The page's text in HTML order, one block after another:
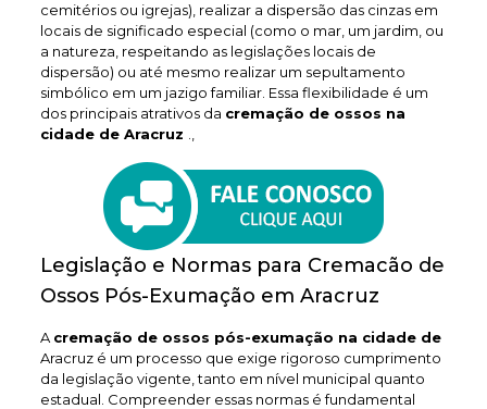
cemitérios ou igrejas), realizar a dispersão das cinzas em
locais de significado especial (como o mar, um jardim, ou
a natureza, respeitando as legislações locais de
dispersão) ou até mesmo realizar um sepultamento
simbólico em um jazigo familiar. Essa flexibilidade é um
dos principais atrativos da cremação de ossos na
cidade de Aracruz
Legislação e Normas para Cremacão de
Ossos Pós-Exumação em Aracruz
A cremação de ossos pós-exumação na cidade de
Aracruz é um processo que exige rigoroso cumprimento
da legislação vigente, tanto em nível municipal quanto
estadual. Compreender essas normas é fundamental